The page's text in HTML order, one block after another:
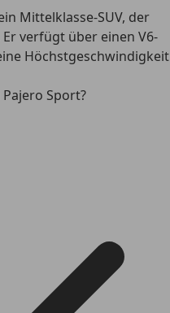
Mittelklasse-SUV, der
verfügt über einen V6-
Höchstgeschwindigkeit
Sport?